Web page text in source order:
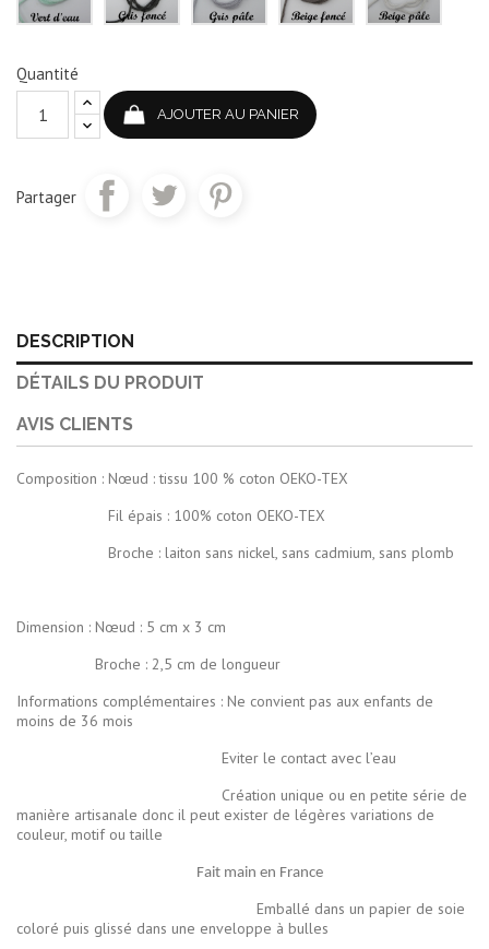
Quantité
AJOUTER AU PANIER
Partager
DESCRIPTION
DÉTAILS DU PRODUIT
AVIS CLIENTS
Composition : Nœud : tissu 100 % coton OEKO-TEX
Fil épais : 100% coton OEKO-TEX
Broche : laiton sans nickel, sans cadmium, sans plomb
Dimension : Nœud : 5 cm x 3 cm
Broche : 2,5 cm de longueur
Informations complémentaires : Ne convient pas aux enfants de
moins de 36 mois
Eviter le contact avec l’eau
Création unique ou en petite série de
manière artisanale donc il peut exister de légères variations de
couleur, motif ou taille
Fait main en France
Emballé dans un papier de soie
coloré puis glissé dans une enveloppe à bulles